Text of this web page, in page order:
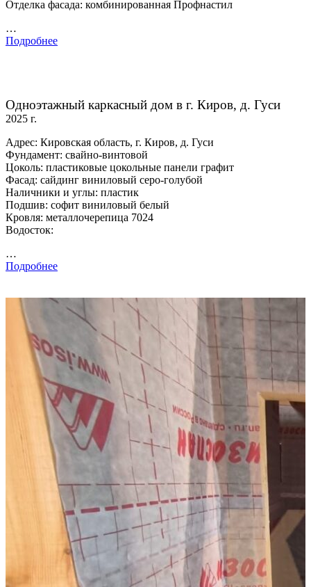
Отделка фасада: комбинированная Профнастил
…
Подробнее
Одноэтажный каркасный дом в г. Киров, д. Гуси
2025 г.
Адрес: Кировская область, г. Киров, д. Гуси
Фундамент: свайно-винтовой
Цоколь: пластиковые цокольные панели графит
Фасад: сайдинг виниловый серо-голубой
Наличники и углы: пластик
Подшив: софит виниловый белый
Кровля: металлочерепица 7024
Водосток:
…
Подробнее